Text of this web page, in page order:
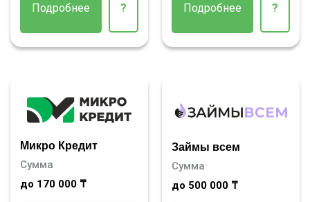
Подробнее ? Подробнее ?
Микро Кредит
Сумма
до 170 000 ₸
Займы всем
Сумма
до 500 000 ₸